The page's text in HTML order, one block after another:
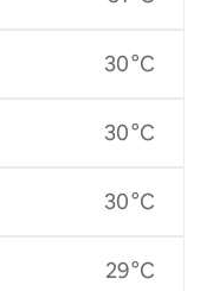
30 °C
30 °C
30 °C
29 °C